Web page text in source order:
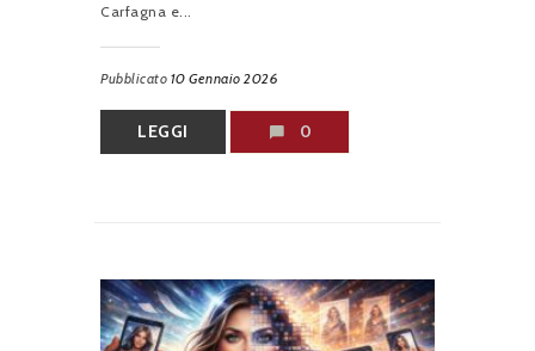
Carfagna e...
Pubblicato 10 Gennaio 2026
LEGGI 0